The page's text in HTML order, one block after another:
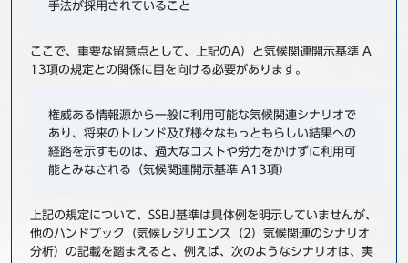
手法が採用されていること
ここで、重要な留意点として、上記のA）と気候関連開示基準 A
13項の規定との関係に目を向ける必要があります。
権威ある情報源から一般に利用可能な気候関連シナリオで
あり、将来のトレンド及び様々なもっともらしい結果への
経路を示すものは、過大なコストや労力をかけずに利用可
能とみなされる（気候関連開示基準 A13項）
上記の規定について、SSBJ基準は具体例を明示していませんが、
他のハンドブック（気候レジリエンス（2）気候関連のシナリオ
分析）の記載を踏まえると、例えば、次のようなシナリオは、実